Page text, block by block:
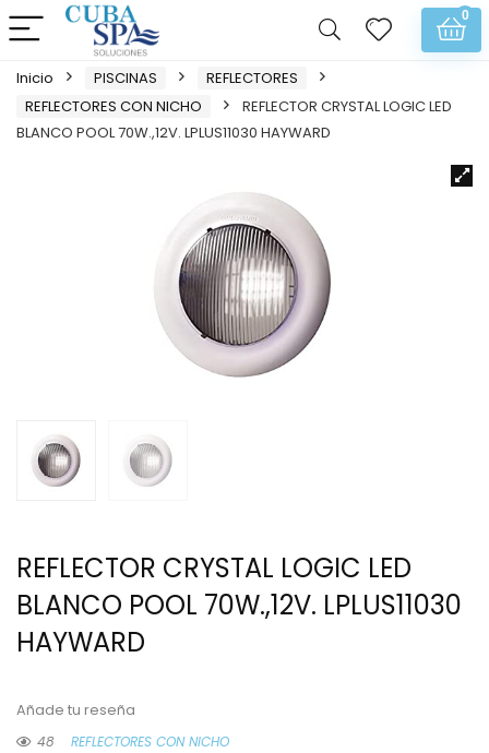
0
Inicio PISCINAS
REFLECTORES
REFLECTORES CON NICHO
REFLECTOR CRYSTAL LOGIC LED
BLANCO POOL 70W.,12V. LPLUS11030 HAYWARD
REFLECTOR CRYSTAL LOGIC LED
BLANCO POOL 70W.,12V. LPLUS11030
HAYWARD
Añade tu reseña
48
REFLECTORES CON NICHO